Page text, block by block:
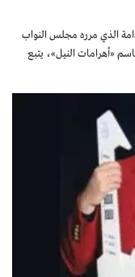
الذي مرره مجلس النواب
«أهرامات النيل»، يتبع